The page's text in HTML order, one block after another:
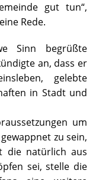
gut tun“,
Rede.
Sinn begrüßte
an, dass er
gelebte
in Stadt und
um
zu sein,
die natürlich aus
sei, stelle die